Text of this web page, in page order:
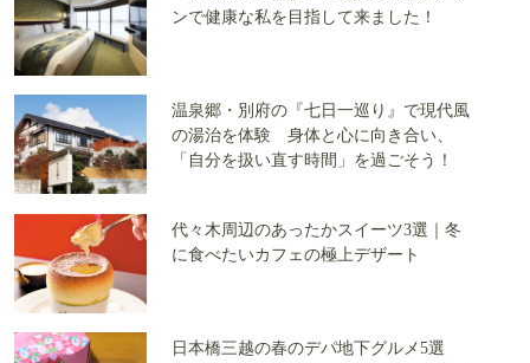
ンで健康な私を目指して来ました！
温泉郷・別府の『七日一巡り』で現代風
の湯治を体験 身体と心に向き合い、
「自分を扱い直す時間」を過ごそう！
代々木周辺のあったかスイーツ3選｜冬
に食べたいカフェの極上デザート
日本橋三越の春のデパ地下グルメ5選